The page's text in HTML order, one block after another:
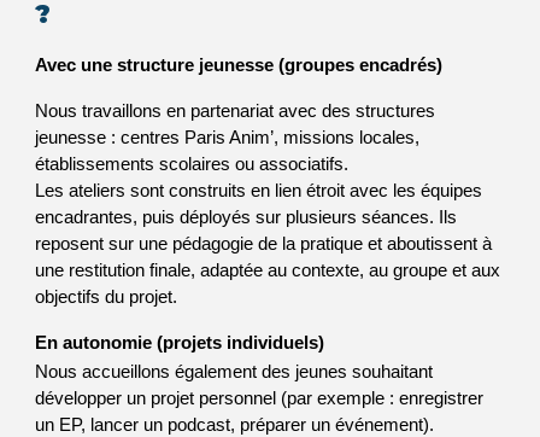
?
Avec une structure jeunesse (groupes encadrés)
Nous travaillons en partenariat avec des structures
jeunesse : centres Paris Anim’, missions locales,
établissements scolaires ou associatifs.
Les ateliers sont construits en lien étroit avec les équipes
encadrantes, puis déployés sur plusieurs séances. Ils
reposent sur une pédagogie de la pratique et aboutissent à
une restitution finale, adaptée au contexte, au groupe et aux
objectifs du projet.
En autonomie (projets individuels)
Nous accueillons également des jeunes souhaitant
développer un projet personnel (par exemple : enregistrer
un EP, lancer un podcast, préparer un événement).